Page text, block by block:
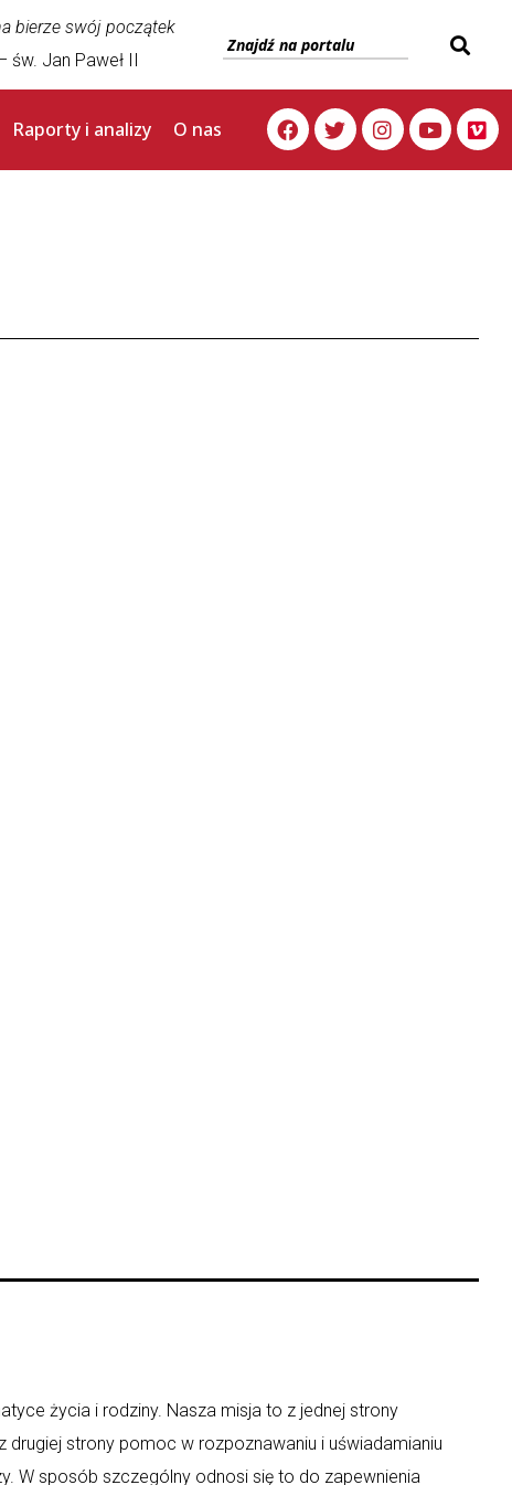
bierze swój początek
św. Jan Paweł II
Raporty i analizy O nas
życia i rodziny. Nasza misja to z jednej strony
drugiej strony pomoc w rozpoznawaniu i uświadamianiu
W sposób szczególny odnosi się to do zapewnienia